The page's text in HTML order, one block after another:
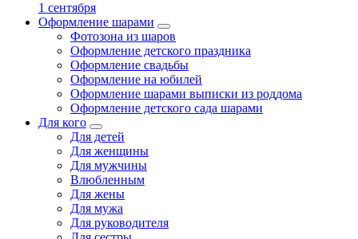
1 сентября
Оформление шарами
Фотозона из шаров
Оформление детского праздника
Оформление свадьбы
Оформление на юбилей
Оформление шарами выписки из роддома
Оформление детского сада шарами
Для кого
Для детей
Для женщины
Для мужчины
Влюбленным
Для жены
Для мужа
Для руководителя